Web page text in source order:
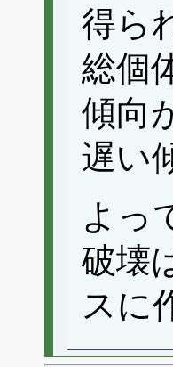
得ら
総個
傾向
遅い
よっ
破壊
スに